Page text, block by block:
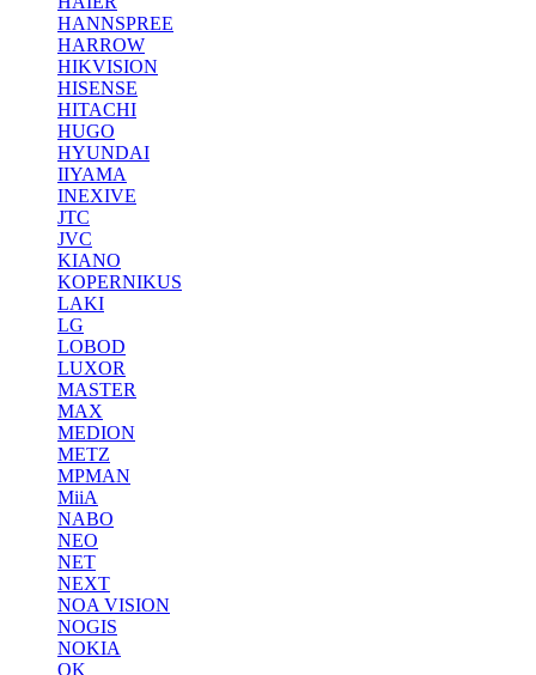
HANNSPREE
HARROW
HIKVISION
HISENSE
HITACHI
HUGO
HYUNDAI
IIYAMA
INEXIVE
JTC
JVC
KIANO
KOPERNIKUS
LAKI
LG
LOBOD
LUXOR
MASTER
MAX
MEDION
METZ
MPMAN
MiiA
NABO
NEO
NET
NEXT
NOA VISION
NOGIS
NOKIA
OK